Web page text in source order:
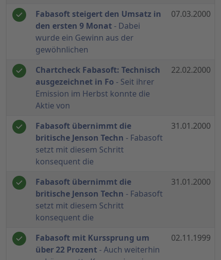
Fabasoft steigert den Umsatz in
den ersten 9 Monat- Dabei
wurde ein Gewinn aus der
gewöhnlichen
07.03.2000
Chartcheck Fabasoft: Technisch
ausgezeichnet in Fo - Seit ihrer
Emission im Herbst konnte die
Aktie von
22.02.2000
Fabasoft übernimmt die
britische Jenson Techn - Fabasoft
setzt mit diesem Schritt
konsequent die
31.01.2000
Fabasoft übernimmt die
britische Jenson Techn - Fabasoft
setzt mit diesem Schritt
konsequent die
31.01.2000
Fabasoft mit Kurssprung um
über 22 Prozent- Auch weiterhin
02.11.1999